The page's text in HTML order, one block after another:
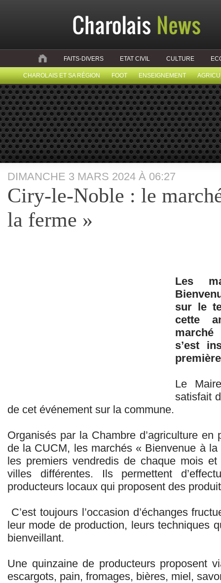
FAITS-DIVERS ETAT CIVIL CULTURE
CHAROLAIS ET SA RÉGION FOOT ENSEIGNEMENT
DIMANCHE 3 MARS 2024 À 06:27
Ciry-le-Noble : le
la ferme »
Les
sur le
cette
s’est
Le
satisfait
de cet événement sur la commune.
Organisés par la Chambre d’agriculture
de la CUCM, les marchés « Bienvenue à
les premiers vendredis de chaque mois
villes différentes. Ils permettent
producteurs locaux qui proposent des
C’est toujours l’occasion d’échanges
leur mode de production, leurs techniques
bienveillant.
Une quinzaine de producteurs proposent
escargots, pain, fromages, bières, miel,